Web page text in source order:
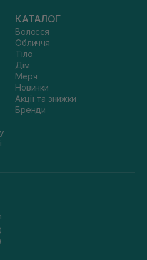
КАТАЛОГ
Волосся
Обличчя
Тіло
Дім
Мерч
Новинки
Акції та знижки
Бренди